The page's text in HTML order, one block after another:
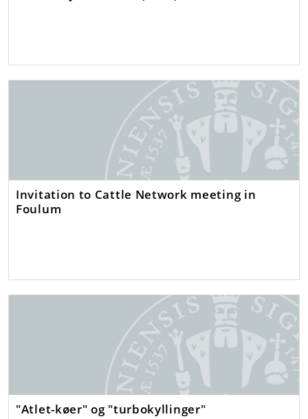
Invitation to Cattle Network meeting in
Foulum
"Atlet-køer" og "turbokyllinger"